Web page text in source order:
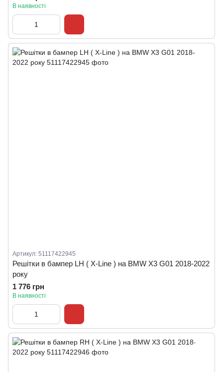
В наявності
Артикул: 51117422945
Решітки в бампер LH ( X-Line ) на BMW X3 G01 2018-2022
року
1 776 грн
В наявності